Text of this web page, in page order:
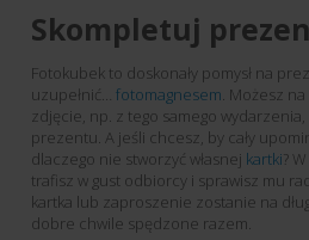
Skompletuj
Fotokubek to doskonały pomysł na
uzupełnić… fotomagnesem. Możesz
zdjęcie, np. z tego samego
prezentu. A jeśli chcesz, by cały
dlaczego nie stworzyć własnej kartki?
trafisz w gust odbiorcy i sprawisz mu
kartka lub zaproszenie zostanie na
dobre chwile spędzone razem.